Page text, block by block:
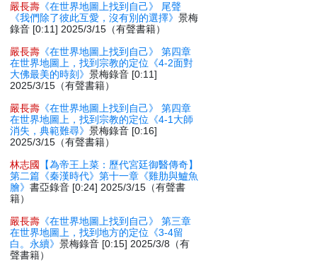
嚴長壽 《在世界地圖上找到自己》 尾聲
《我們除了彼此互愛，沒有別的選擇》景梅
錄音 [0:11] 2025/3/15（有聲書籍）
嚴長壽 《在世界地圖上找到自己》 第四章
在世界地圖上，找到宗教的定位《4-2面對
大佛最美的時刻》景梅錄音 [0:11]
2025/3/15（有聲書籍）
嚴長壽 《在世界地圖上找到自己》 第四章
在世界地圖上，找到宗教的定位《4-1大師
消失，典範難尋》景梅錄音 [0:16]
2025/3/15（有聲書籍）
林志國
【為帝王上菜：歷代宮廷御醫傳奇】
第二篇《秦漢時代》第十一章《雞肋與鱸魚
膾》書亞錄音 [0:24] 2025/3/15（有聲書
籍）
嚴長壽 《在世界地圖上找到自己》 第三章
在世界地圖上，找到地方的定位《3-4留
白。永續》景梅錄音 [0:15] 2025/3/8（有
聲書籍）